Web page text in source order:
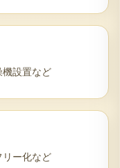
設置など
ー化など